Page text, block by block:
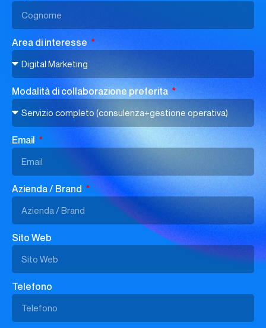
Area di interesse
Modalità di collaborazione preferita
Email
Azienda / Brand
Sito Web
Telefono